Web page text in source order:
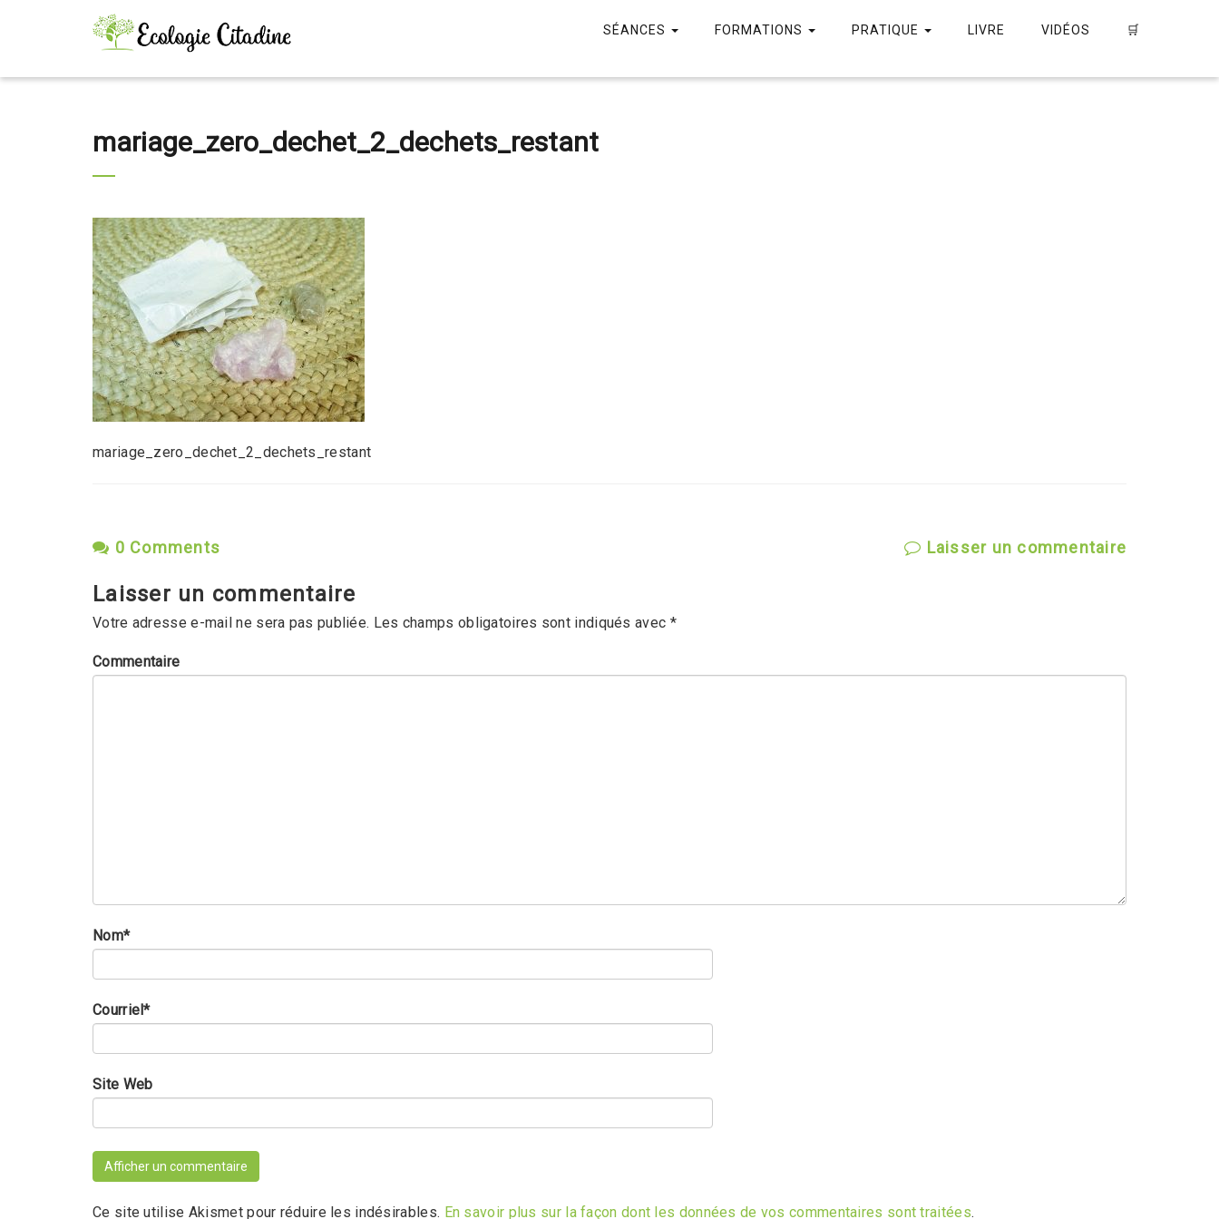
SÉANCES FORMATIONS PRATIQUE LIVRE VIDÉOS 🛒
mariage_zero_dechet_2_dechets_restant
mariage_zero_dechet_2_dechets_restant
0 Comments Laisser un commentaire
Laisser un commentaire
Votre adresse e-mail ne sera pas publiée. Les champs obligatoires sont indiqués avec *
Commentaire
Nom*
Courriel*
Site Web
Ce site utilise Akismet pour réduire les indésirables. En savoir plus sur la façon dont les données de vos commentaires sont traitées.